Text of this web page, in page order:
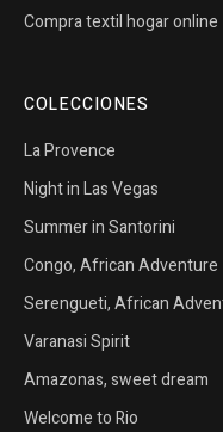
Compra textil hogar online
COLECCIONES
La Provence
Night in Las Vegas
Summer in Santorini
Congo, African Adventure
Serengueti, African
Varanasi Spirit
Amazonas, sweet dream
Welcome to Rio